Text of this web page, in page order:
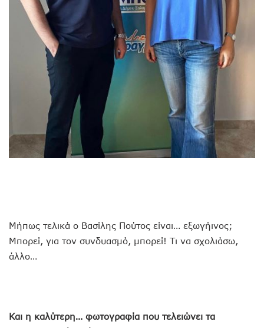
Μήπως τελικά ο Βασίλης Πούτος είναι… εξωγήινος;
Μπορεί, για τον συνδυασμό, μπορεί! Τι να σχολιάσω,
άλλο…
Και η καλύτερη… φωτογραφία που τελειώνει τα